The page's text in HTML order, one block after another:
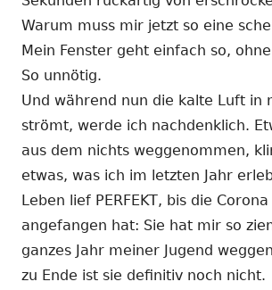
Warum muss mir jetzt so eine
Mein Fenster geht einfach so,
So unnötig.
Und während nun die kalte Luft in
strömt, werde ich nachdenklich.
aus dem nichts weggenommen,
etwas, was ich im letzten Jahr
Leben lief PERFEKT, bis die
angefangen hat: Sie hat mir so
ganzes Jahr meiner Jugend
zu Ende ist sie definitiv noch nicht.